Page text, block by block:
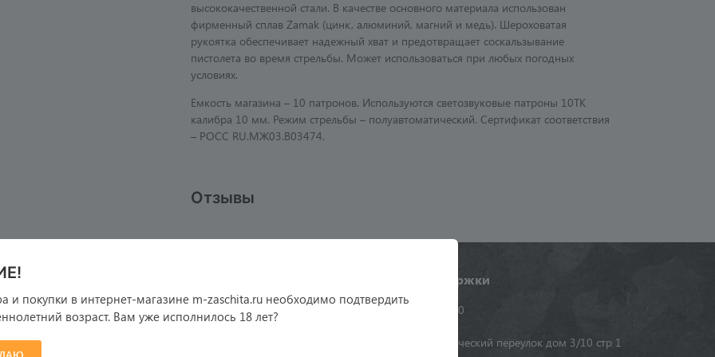
и покупки в интернет-магазине m-zaschita.ru необходимо подтвердить
возраст. Вам уже исполнилось 18 лет?
высококачественной стали. В качестве основного материала использован
фирменный сплав Zamak (цинк, алюминий, магний и медь). Шероховатая
рукоятка обеспечивает надежный хват и предотвращает соскальзывание
пистолета во время стрельбы. Может использоваться при любых погодных
условиях.
Емкость магазина – 10 патронов. Используются светозвуковые патроны 10ТК
калибра 10 мм. Режим стрельбы – полуавтоматический. Сертификат соответствия
– РОСС RU.МЖ03.В03474.
Отзывы
и оплата
Служба поддержки
+7 (495) 984-16-90
г. Москва, Электрический переулок дом 3/10 стр 1